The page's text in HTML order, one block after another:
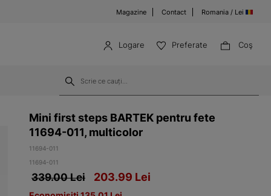
Magazine Contact Romania / Lei
Logare Preferate Coş
Mini first steps BARTEK pentru fete
11694-011, multicolor
11694-011
11694-011
339.00 Lei 203.99 Lei